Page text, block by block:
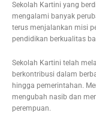
Sekolah Kartini yang
mengalami banyak
terus menjalankan misi
pendidikan berkualitas
Sekolah Kartini telah
berkontribusi dalam
hingga pemerintahan.
mengubah nasib dan
perempuan.